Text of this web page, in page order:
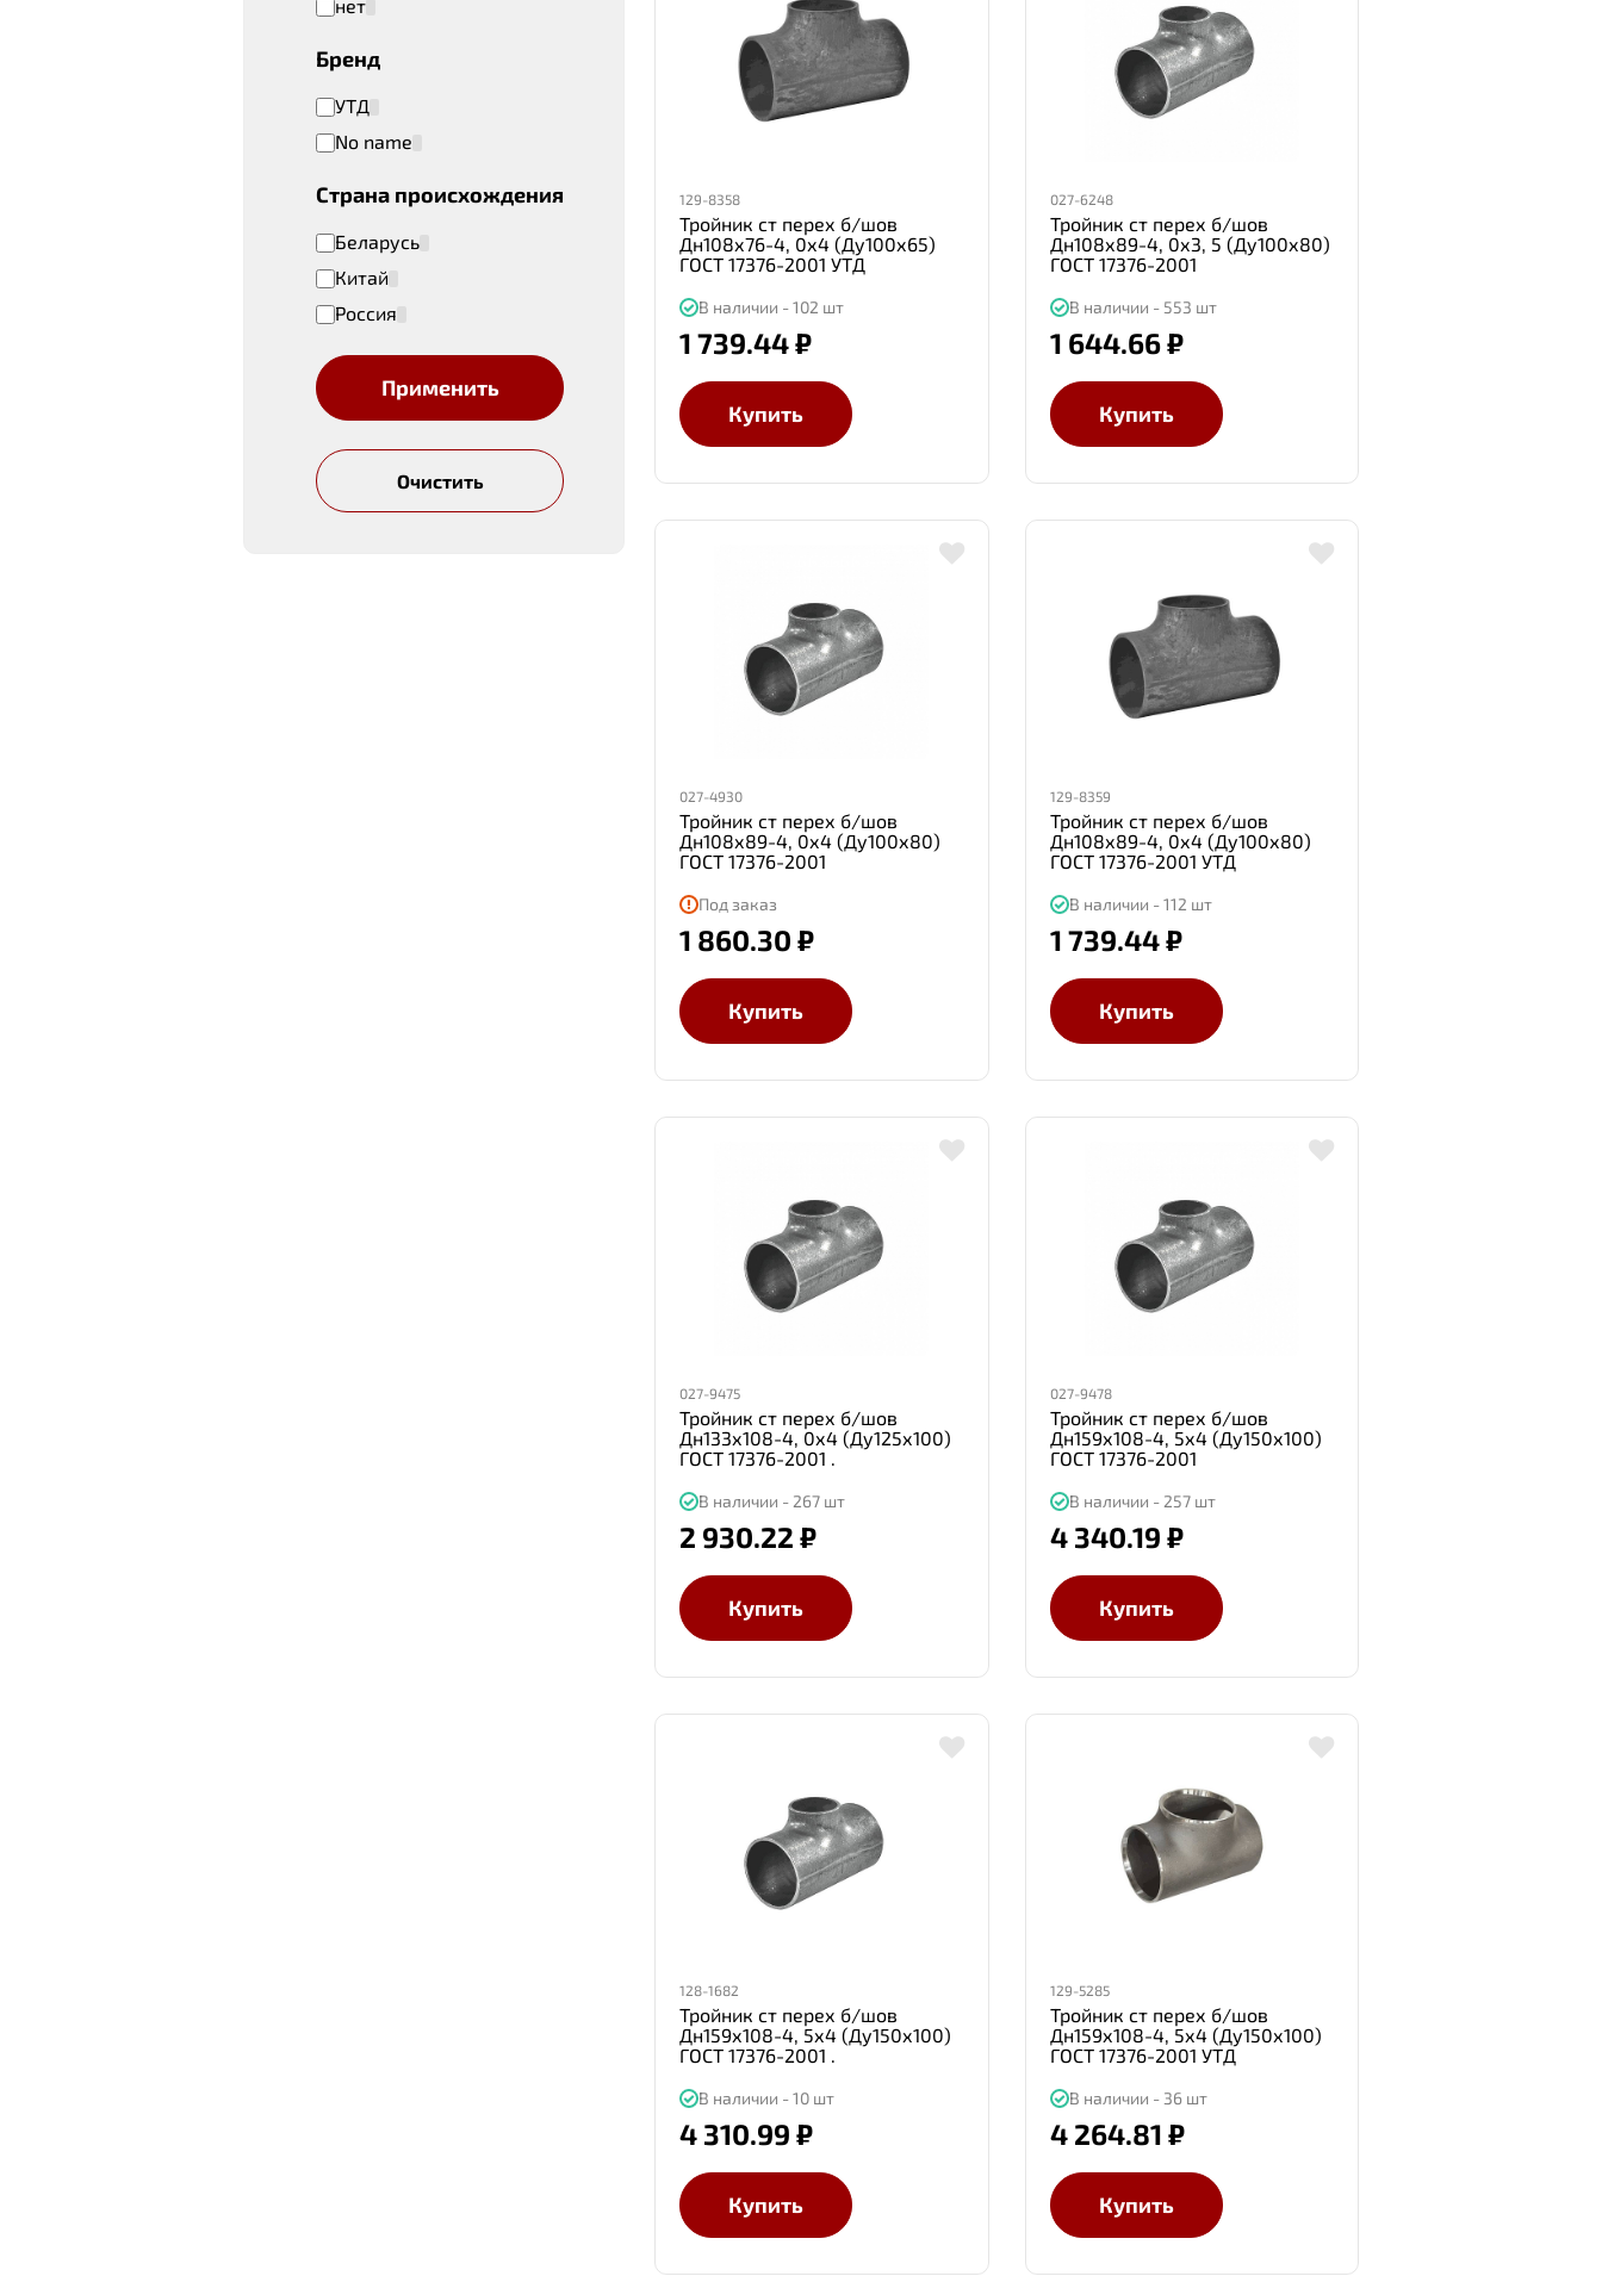
нет
Бренд
УТД
No name
Страна происхождения
Беларусь
Китай
Россия
129-8358
Тройник ст перех б/шов
Дн108х76-4, 0х4 (Ду100х65)
ГОСТ 17376-2001 УТД
В наличии - 102 шт
1 739.44 ₽
Купить
027-6248
Тройник ст перех б/шов
Дн108х89-4, 0х3, 5 (Ду100х80)
ГОСТ 17376-2001
В наличии - 553 шт
1 644.66 ₽
Купить
027-4930
Тройник ст перех б/шов
Дн108х89-4, 0х4 (Ду100х80)
ГОСТ 17376-2001
Под заказ
1 860.30 ₽
Купить
129-8359
Тройник ст перех б/шов
Дн108х89-4, 0х4 (Ду100х80)
ГОСТ 17376-2001 УТД
В наличии - 112 шт
1 739.44 ₽
Купить
027-9475
Тройник ст перех б/шов
Дн133х108-4, 0х4 (Ду125х100)
ГОСТ 17376-2001 .
В наличии - 267 шт
2 930.22 ₽
Купить
027-9478
Тройник ст перех б/шов
Дн159х108-4, 5х4 (Ду150х100)
ГОСТ 17376-2001
В наличии - 257 шт
4 340.19 ₽
Купить
128-1682
Тройник ст перех б/шов
Дн159х108-4, 5х4 (Ду150х100)
ГОСТ 17376-2001 .
В наличии - 10 шт
4 310.99 ₽
Купить
129-5285
Тройник ст перех б/шов
Дн159х108-4, 5х4 (Ду150х100)
ГОСТ 17376-2001 УТД
В наличии - 36 шт
4 264.81 ₽
Купить